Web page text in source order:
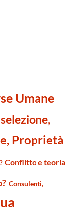
Umane
Proprietà
Conflitto e teoria
Consulenti,